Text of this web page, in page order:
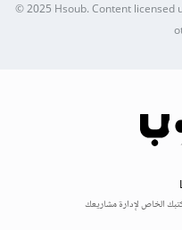
© 2025Hsoub.Content